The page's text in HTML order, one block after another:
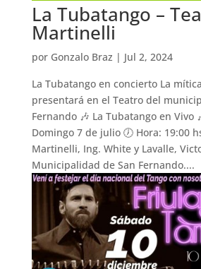
La Tubatango –
Martinelli
por Gonzalo Braz | Jul 2, 2024
La Tubatango en concierto La
presentará en el Teatro del
Fernando 🎶 La Tubatango en Vivo
Domingo 7 de julio 🕖 Hora: 19:00
Martinelli, Ing. White y Lavalle,
Municipalidad de San Fernando....